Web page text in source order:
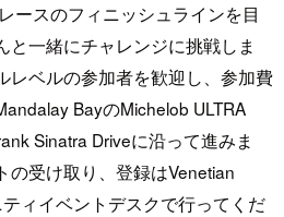
ースのフィニッシュラインを目
と一緒にチャレンジに挑戦しま
レベルの参加者を歓迎し、参加費
BayのMichelob ULTRA
Sinatra Driveに沿って進みま
の受け取り、登録はVenetian
ィイベントデスクで行ってくだ